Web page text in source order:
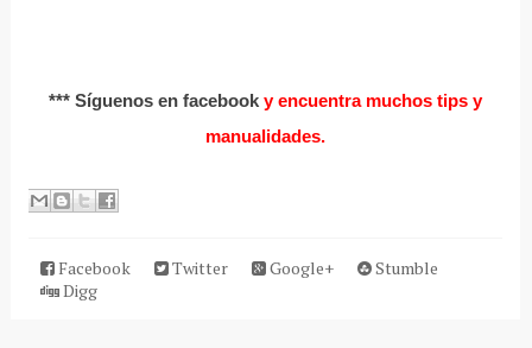
*** Síguenos en facebooky encuentra muchos tips y
manualidades.
Facebook Twitter Google+
Stumble
Digg